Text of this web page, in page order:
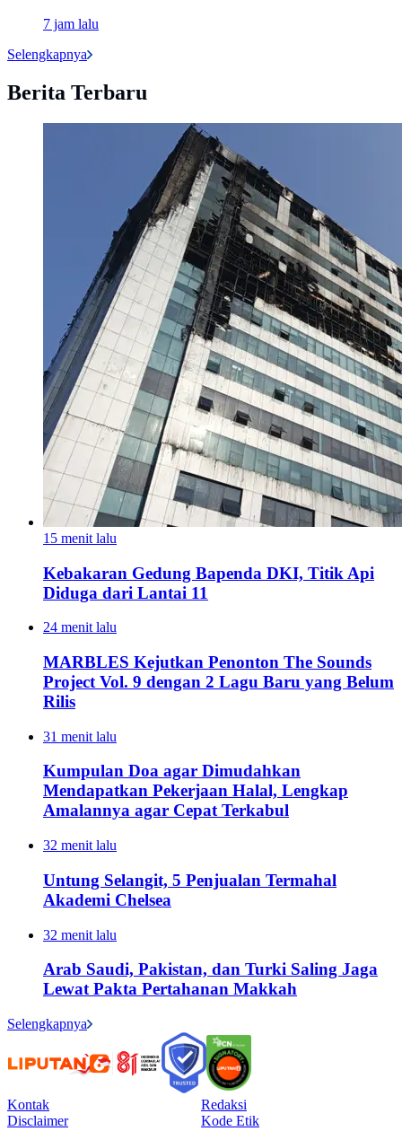
7 jam lalu
Selengkapnya
Berita Terbaru
15 menit lalu
Kebakaran Gedung Bapenda DKI, Titik Api
Diduga dari Lantai 11
24 menit lalu
MARBLES Kejutkan Penonton The Sounds
Project Vol. 9 dengan 2 Lagu Baru yang Belum
Rilis
31 menit lalu
Kumpulan Doa agar Dimudahkan
Mendapatkan Pekerjaan Halal, Lengkap
Amalannya agar Cepat Terkabul
32 menit lalu
Untung Selangit, 5 Penjualan Termahal
Akademi Chelsea
32 menit lalu
Arab Saudi, Pakistan, dan Turki Saling Jaga
Lewat Pakta Pertahanan Makkah
Selengkapnya
Kontak
Redaksi
Disclaimer
Kode Etik